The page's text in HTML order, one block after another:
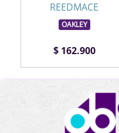
REEDMACE
OAKLEY
$ 162.900